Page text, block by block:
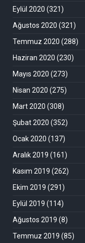
Eylül 2020 (321)
Ağustos 2020 (321)
Temmuz 2020 (288)
Haziran 2020 (230)
Mayıs 2020 (273)
Nisan 2020 (275)
Mart 2020 (308)
Şubat 2020 (352)
Ocak 2020 (137)
Aralık 2019 (161)
Kasım 2019 (262)
Ekim 2019 (291)
Eylül 2019 (114)
Ağustos 2019 (8)
Temmuz 2019 (85)